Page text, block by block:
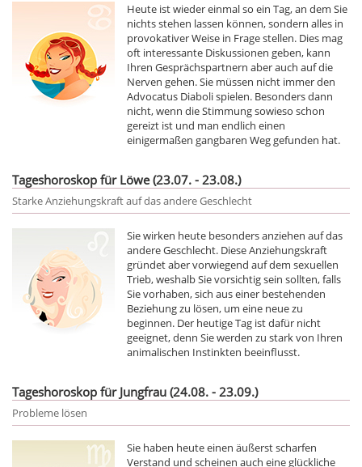
Heute ist wieder einmal so ein Tag, an dem Sie
nichts stehen lassen können, sondern alles in
provokativer Weise in Frage stellen. Dies mag
oft interessante Diskussionen geben, kann
Ihren Gesprächspartnern aber auch auf die
Nerven gehen. Sie müssen nicht immer den
Advocatus Diaboli spielen. Besonders dann
nicht, wenn die Stimmung sowieso schon
gereizt ist und man endlich einen
einigermaßen gangbaren Weg gefunden hat.
Tageshoroskop für Löwe (23.07. - 23.08.)
Starke Anziehungskraft auf das andere Geschlecht
Sie wirken heute besonders anziehen auf das
andere Geschlecht. Diese Anziehungskraft
gründet aber vorwiegend auf dem sexuellen
Trieb, weshalb Sie vorsichtig sein sollten, falls
Sie vorhaben, sich aus einer bestehenden
Beziehung zu lösen, um eine neue zu
beginnen. Der heutige Tag ist dafür nicht
geeignet, denn Sie werden zu stark von Ihren
animalischen Instinkten beeinflusst.
Tageshoroskop für Jungfrau (24.08. - 23.09.)
Probleme lösen
Sie haben heute einen äußerst scharfen
Verstand und scheinen auch eine glückliche